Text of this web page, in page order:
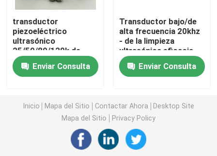
Generador ultrasónico de Digitaces
generador de frecuencia ultrasónica
Interruptor ultrasónico de la célula
Reactor ultrasónico
transductor
piezoeléctrico
ultrasónico
25/50/80/120k de
80m m cuatro
frecuenciasEnviar Consulta
Transductor bajo/de
alta frecuencia 20khz
- de la limpieza
ultrasónica eficacia
alta 200khz
Enviar Consulta
Inicio Mapa del Sitio Contactar Ahora
Desktop Site
Mapa del Sitio
Privacy Policy